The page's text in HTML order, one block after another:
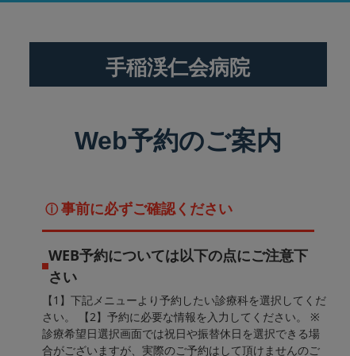
手稲渓仁会病院
Web予約のご案内
ⓘ 事前に必ずご確認ください
WEB予約については以下の点にご注意下
さい
【1】下記メニューより予約したい診療科を選択してくだ
さい。 【2】予約に必要な情報を入力してください。 ※
診療希望日選択画面では祝日や振替休日を選択できる場
合がございますが、実際のご予約はして頂けませんのご